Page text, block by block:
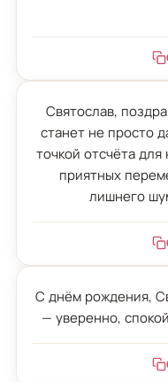
Святослав,
станет не просто
точкой отсчёта
приятных
лишнего
С днём рождения,
— уверенно,